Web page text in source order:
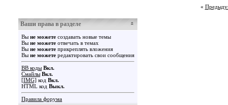
«
Ваши права в разделе
Вы не можете создавать новые темы
Вы не можете отвечать в темах
Вы не можете прикреплять вложения
Вы не можете редактировать свои сообщения
BB коды Вкл.
Смайлы Вкл.
[IMG] код Вкл.
HTML код Выкл.
Правила форума